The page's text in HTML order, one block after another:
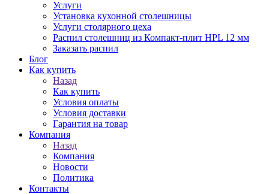
Услуги
Установка кухонной столешницы
Услуги столярного цеха
Распил столешниц из Компакт-плит HPL 12 мм
Заказать распил
Блог
Как купить
Назад
Как купить
Условия оплаты
Условия доставки
Гарантия на товар
Компания
Назад
Компания
Новости
Политика
Контакты